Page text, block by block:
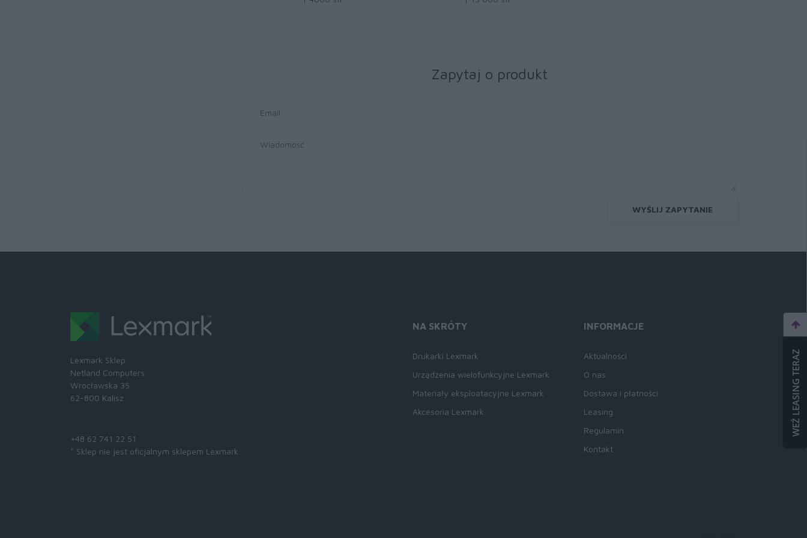
Zapytaj o produkt
WYŚLIJ ZAPYTANIE
Lexmark Sklep
Netland Computers
Wrocławska 35
62-800 Kalisz
+48 62 741 22 51
* Sklep nie jest oficjalnym sklepem Lexmark.
NA SKRÓTY
Drukarki Lexmark
Urządzenia wielofunkcyjne Lexmark
Materiały eksploatacyjne Lexmark
Akcesoria Lexmark
INFORMACJE
Aktualności
O nas
Dostawa i płatności
Leasing
Regulamin
Kontakt
WEŹ LEASING TERAZ